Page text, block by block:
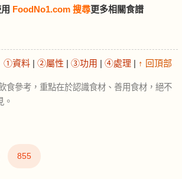
FoodNo1.com 搜尋更多相關食譜
①資料 | ②屬性 | ③功用 | ④處理 | ↑ 回頂部
食參考，重點在於認識食材、善用食材，絕不
。
855